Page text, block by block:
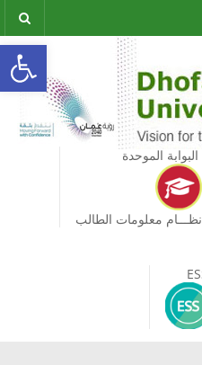
البوابة الموحدة
نظـــام معلومات الطالب